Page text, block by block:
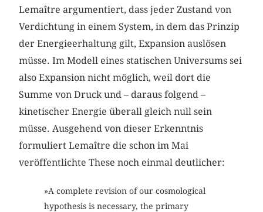
Lemaître argumentiert, dass jeder Zustand von
Verdichtung in einem System, in dem das Prinzip
der Energieerhaltung gilt, Expansion auslösen
müsse. Im Modell eines statischen Universums sei
also Expansion nicht möglich, weil dort die
Summe von Druck und – daraus folgend –
kinetischer Energie überall gleich null sein
müsse. Ausgehend von dieser Erkenntnis
formuliert Lemaître die schon im Mai
veröffentlichte These noch einmal deutlicher:
»A complete revision of our cosmological
hypothesis is necessary, the primary